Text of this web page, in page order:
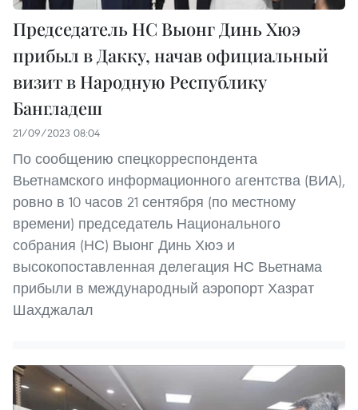
Председатель НС Выонг Динь Хюэ
прибыл в Дакку, начав официальный
визит в Народную Республику
Бангладеш
21/09/2023 08:04
По сообщению спецкорреспондента
Вьетнамского информационного агентства (ВИА),
ровно в 10 часов 21 сентября (по местному
времени) председатель Национального
собрания (НС) Выонг Динь Хюэ и
высокопоставленная делегация НС Вьетнама
прибыли в международный аэропорт Хазрат
Шахджалал